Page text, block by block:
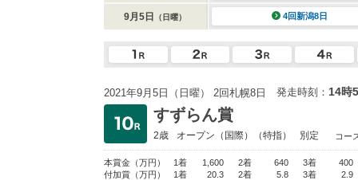
9月5日 （日曜） 4回新潟8日
2021年9月5日（日曜） 2回札幌8日 発走時刻： 14時
すずらん賞
2歳 オープン （国際）（特指） 別定 コー
本賞金 （万円） 1着 1,600 2着 640 3着
400
付加賞 （万円） 1着 20.3 2着 5.8 3着 2.9